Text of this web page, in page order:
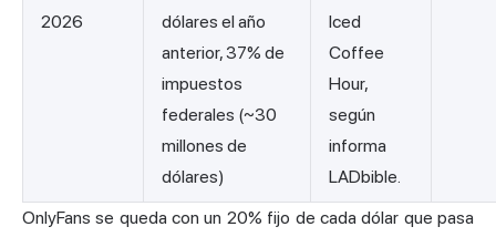
2026
dólares el año
anterior, 37% de
impuestos
federales (~30
millones de
dólares)
Iced
Coffee
Hour,
según
informa
LADbible.
OnlyFans se queda con un 20% fijo de cada dólar que pasa